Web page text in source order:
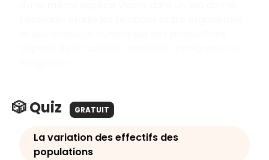
🎲 Quiz GRATUIT
La variation des effectifs des
populations